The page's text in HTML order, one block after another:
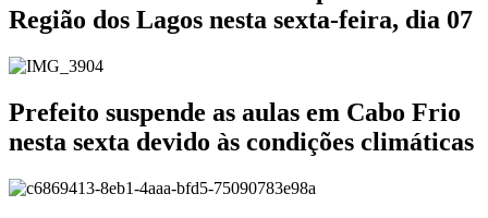
Região dos Lagos nesta sexta-feira, dia 07
Prefeito suspende as aulas em Cabo Frio
nesta sexta devido às condições climáticas